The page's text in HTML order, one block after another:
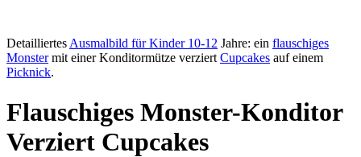
Detailliertes Ausmalbild für Kinder 10-12 Jahre: ein flauschiges
Monstermit einer Konditormütze verziert Cupcakes auf einem
Picknick.
Flauschiges Monster-Konditor
Verziert Cupcakes